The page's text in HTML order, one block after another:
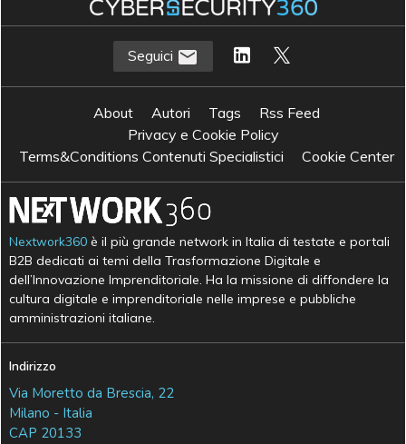
Seguici
About Autori Tags
Rss Feed
Privacy e Cookie Policy
Terms&Conditions Contenuti Specialistici
Cookie Center
Nextwork360 è il più grande network in Italia di testate e portali
B2B dedicati ai temi della Trasformazione Digitale e
dell’Innovazione Imprenditoriale. Ha la missione di diffondere la
cultura digitale e imprenditoriale nelle imprese e pubbliche
amministrazioni italiane.
Indirizzo
Via Moretto da Brescia, 22
Milano - Italia
CAP 20133